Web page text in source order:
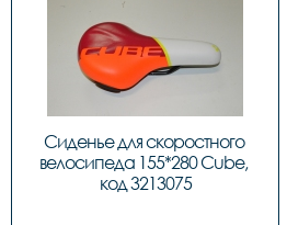
Сиденье для скоростного
велосипеда 155*280 Cube,
код 3213075